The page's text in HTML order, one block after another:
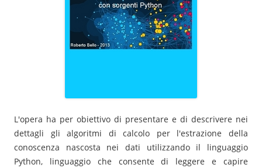
L'opera ha per obiettivo di presentare e di descrivere nei
dettagli gli algoritmi di calcolo per l'estrazione della
conoscenza nascosta nei dati utilizzando il linguaggio
Python, linguaggio che consente di leggere e capire